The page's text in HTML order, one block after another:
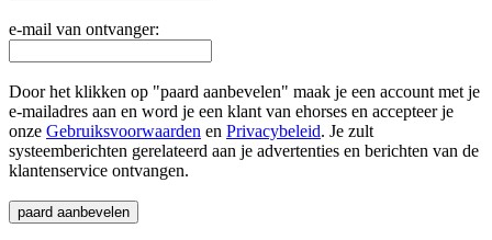
e-mail van ontvanger:
Door het klikken op "paard aanbevelen" maak je een account met je
e-mailadres aan en word je een klant van ehorses en accepteer je
onze Gebruiksvoorwaarden en Privacybeleid. Je zult
systeemberichten gerelateerd aan je advertenties en berichten van de
klantenservice ontvangen.